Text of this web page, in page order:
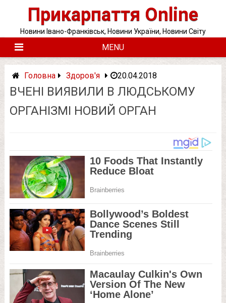
Прикарпаття Online
Новини Івано-Франківськ, Новини України, Новини Світу
MENU
Головна Здоров'я 20.04.2018
ВЧЕНІ ВИЯВИЛИ В ЛЮДСЬКОМУ
ОРГАНІЗМІ НОВИЙ ОРГАН